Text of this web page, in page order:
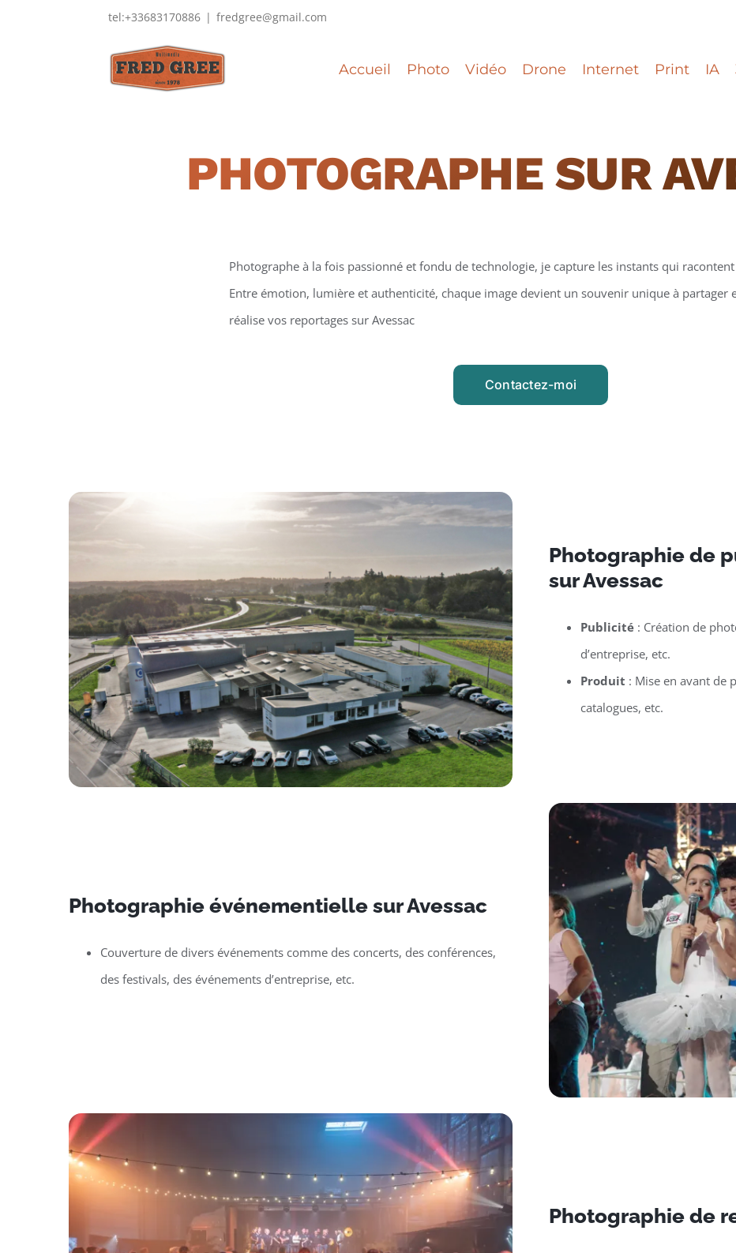
tel:+33683170886 | fredgree@gmail.com
Accueil Photo Vidéo Drone Internet Print IA
PHOTOGRAPHESUR
Photographe à la fois passionné et fondu de technologie, je capture les instants qui
Entre émotion, lumière et authenticité, chaque image devient un souvenir unique à partager
réalise vos reportages sur Avessac
Contactez-moi
Photographie de
sur Avessac
Publicité : Création de
d’entreprise, etc.
Produit : Mise en avant de
catalogues, etc.
Photographie événementielle sur Avessac
Couverture de divers événements comme des concerts, des conférences,
des festivals, des événements d’entreprise, etc.
Photographie de